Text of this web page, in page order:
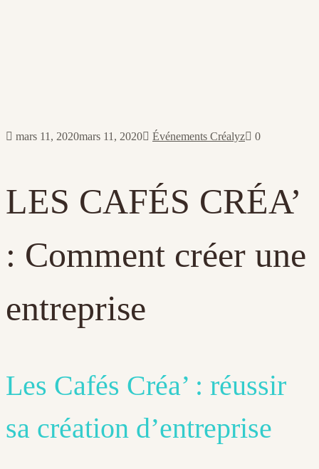
mars 11, 2020mars 11, 2020 Événements Créalyz 0
LES CAFÉS CRÉA’
: Comment créer une
entreprise
Les Cafés Créa’ : réussir
sa création d’entreprise